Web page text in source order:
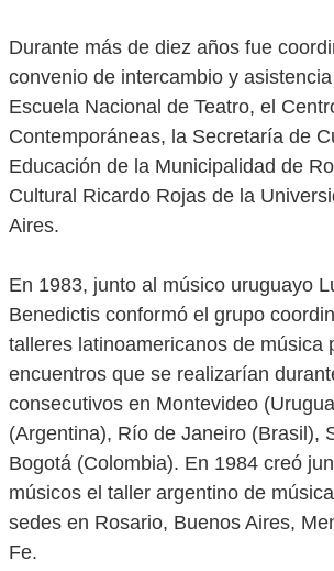
Durante más de diez años fue
convenio de intercambio y
Escuela Nacional de Teatro, el
Contemporáneas, la Secretaría de
Educación de la Municipalidad de
Cultural Ricardo Rojas de la
Aires.
En 1983, junto al músico uruguayo
Benedictis conformó el grupo
talleres latinoamericanos de música
encuentros que se realizarían
consecutivos en Montevideo
(Argentina), Río de Janeiro (Brasil),
Bogotá (Colombia). En 1984 creó
músicos el taller argentino de
sedes en Rosario, Buenos Aires,
Fe.